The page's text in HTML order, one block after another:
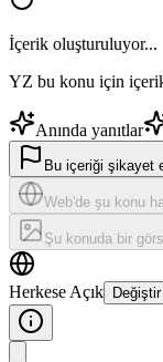
İçerik oluşturuluyor...
YZ bu konu için
Anında yanıtlar
Bu içeriği şikayet
Web'de şu konu
Şu konuda bir
Herkese Açık Değiştir